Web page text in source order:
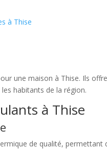
à Thise
une maison à Thise. Ils
habitants de la région.
à Thise
de qualité,